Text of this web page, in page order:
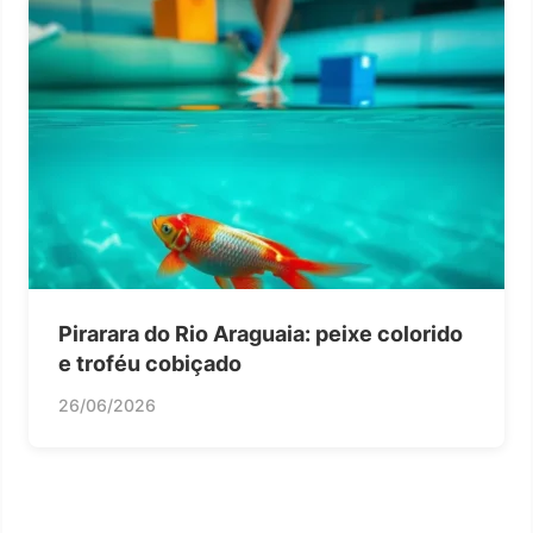
Pirarara do Rio Araguaia: peixe colorido
e troféu cobiçado
26/06/2026